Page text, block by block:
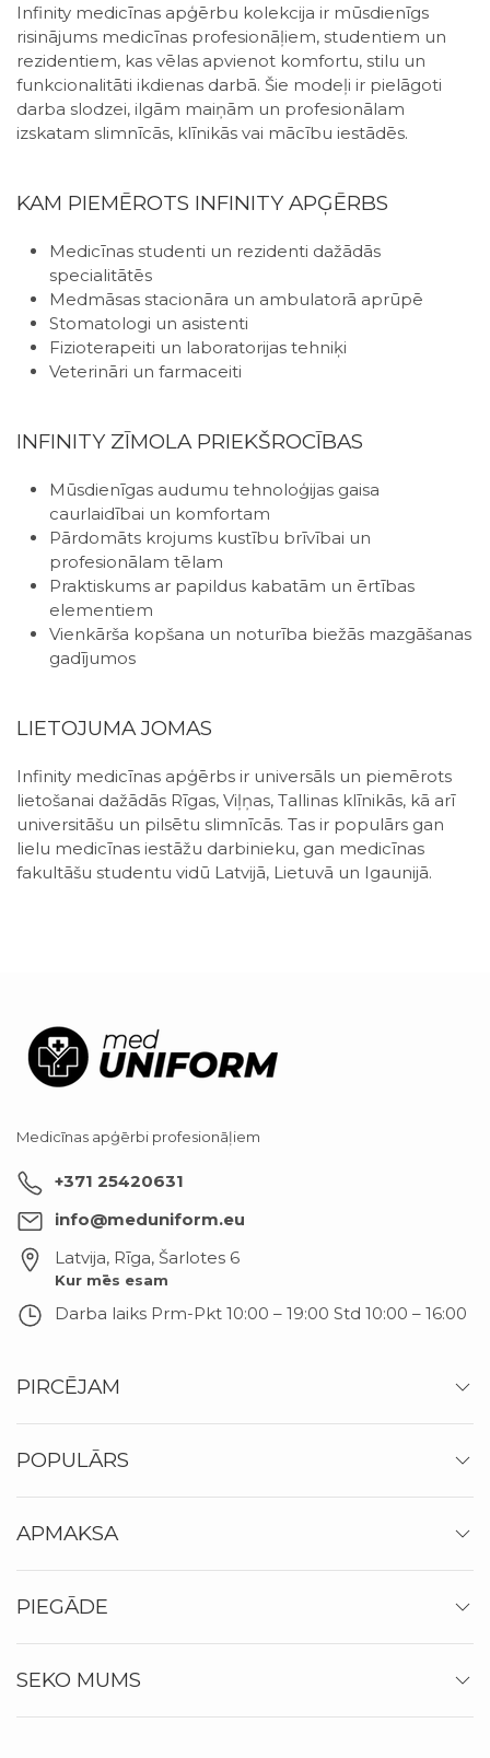
Infinity medicīnas apģērbu kolekcija ir mūsdienīgs
risinājums medicīnas profesionāļiem, studentiem un
rezidentiem, kas vēlas apvienot komfortu, stilu un
funkcionalitāti ikdienas darbā. Šie modeļi ir pielāgoti
darba slodzei, ilgām maiņām un profesionālam
izskatam slimnīcās, klīnikās vai mācību iestādēs.
KAM PIEMĒROTS INFINITY APĢĒRBS
Medicīnas studenti un rezidenti dažādās
specialitātēs
Medmāsas stacionāra un ambulatorā aprūpē
Stomatologi un asistenti
Fizioterapeiti un laboratorijas tehniķi
Veterināri un farmaceiti
INFINITY ZĪMOLA PRIEKŠROCĪBAS
Mūsdienīgas audumu tehnoloģijas gaisa
caurlaidībai un komfortam
Pārdomāts krojums kustību brīvībai un
profesionālam tēlam
Praktiskums ar papildus kabatām un ērtības
elementiem
Vienkārša kopšana un noturība biežās mazgāšanas
gadījumos
LIETOJUMA JOMAS
Infinity medicīnas apģērbs ir universāls un piemērots
lietošanai dažādās Rīgas, Viļņas, Tallinas klīnikās, kā arī
universitāšu un pilsētu slimnīcās. Tas ir populārs gan
lielu medicīnas iestāžu darbinieku, gan medicīnas
fakultāšu studentu vidū Latvijā, Lietuvā un Igaunijā.
Medicīnas apģērbi profesionāļiem
+371 25420631
info@meduniform.eu
Latvija, Rīga, Šarlotes 6
Kur mēs esam
Darba laiks Prm-Pkt 10:00 – 19:00 Std 10:00 – 16:00
PIRCĒJAM
POPULĀRS
APMAKSA
PIEGĀDE
SEKO MUMS